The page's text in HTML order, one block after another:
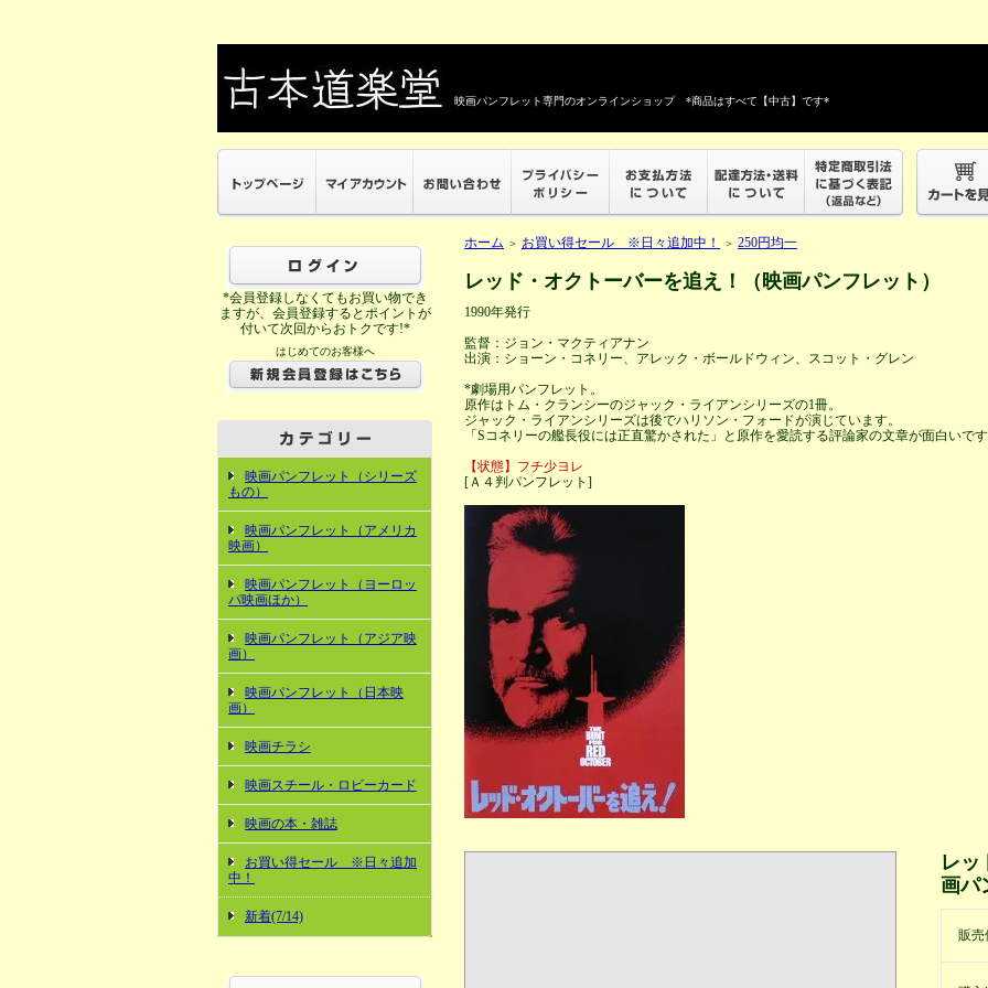
映画パンフレット専門のオンラインショップ *商品はすべて【中古】です*
*会員登録しなくてもお買い物でき
ますが、会員登録するとポイントが
付いて次回からおトクです!*
はじめてのお客様へ
映画パンフレット（シリーズ
もの）
映画パンフレット（アメリカ
映画）
映画パンフレット（ヨーロッ
パ映画ほか）
映画パンフレット（アジア映
画）
映画パンフレット（日本映
画）
映画チラシ
映画スチール・ロビーカード
映画の本・雑誌
お買い得セール ※日々追加
中！
新着(7/14)
ホーム ＞ お買い得セール ※日々追加中！ ＞ 250円均一
レッド・オクトーバーを追え！（映画パンフレット）
1990年発行
監督：ジョン・マクティアナン
出演：ショーン・コネリー、アレック・ボールドウィン、スコット・グレン
*劇場用パンフレット。
原作はトム・クランシーのジャック・ライアンシリーズの1冊。
ジャック・ライアンシリーズは後でハリソン・フォードが演じています。
「Sコネリーの艦長役には正直驚かされた」と原作を愛読する評論家の文章が面白いで
【状態】フチ少ヨレ
[Ａ４判パンフレット]
レッ
画パ
販売